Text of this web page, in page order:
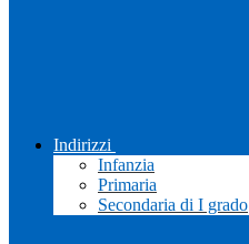
Indirizzi
Infanzia
Primaria
Secondaria di I grado